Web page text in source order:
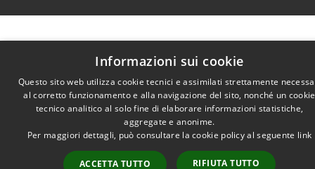
Informazioni sui cookie
Questo sito web utilizza cookie tecnici e assimilati strettamente
al corretto funzionamento e alla navigazione del sito, nonché un cookie
tecnico analitico al solo fine di elaborare informazioni statistiche,
aggregate e anonime.
Per maggiori dettagli, può consultare la cookie policy al seguente link
ACCETTA TUTTO RIFIUTA TUTTO